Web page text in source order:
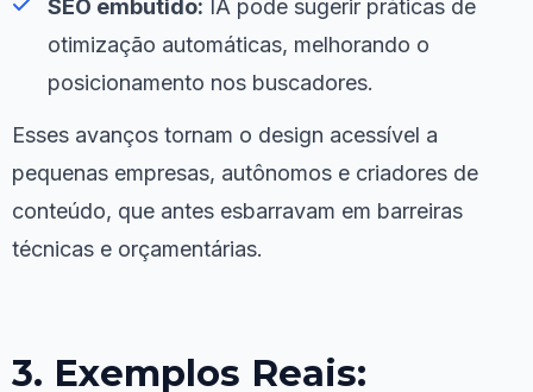
SEO embutido: IA pode sugerir práticas de
otimização automáticas, melhorando o
posicionamento nos buscadores.
Esses avanços tornam o design acessível a
pequenas empresas, autônomos e criadores de
conteúdo, que antes esbarravam em barreiras
técnicas e orçamentárias.
3. Exemplos Reais: